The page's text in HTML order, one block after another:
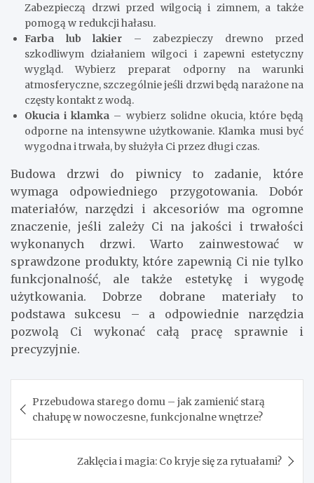
Zabezpieczą drzwi przed wilgocią i zimnem, a także
pomogą w redukcji hałasu.
Farba lub lakier – zabezpieczy drewno przed
szkodliwym działaniem wilgoci i zapewni estetyczny
wygląd. Wybierz preparat odporny na warunki
atmosferyczne, szczególnie jeśli drzwi będą narażone na
częsty kontakt z wodą.
Okucia i klamka – wybierz solidne okucia, które będą
odporne na intensywne użytkowanie. Klamka musi być
wygodna i trwała, by służyła Ci przez długi czas.
Budowa drzwi do piwnicy to zadanie, które
wymaga odpowiedniego przygotowania. Dobór
materiałów, narzędzi i akcesoriów ma ogromne
znaczenie, jeśli zależy Ci na jakości i trwałości
wykonanych drzwi. Warto zainwestować w
sprawdzone produkty, które zapewnią Ci nie tylko
funkcjonalność, ale także estetykę i wygodę
użytkowania. Dobrze dobrane materiały to
podstawa sukcesu – a odpowiednie narzędzia
pozwolą Ci wykonać całą pracę sprawnie i
precyzyjnie.
wpisu
Przebudowa starego domu – jak zamienić starą
chałupę w nowoczesne, funkcjonalne wnętrze?
Zaklęcia i magia: Co kryje się za rytuałami?